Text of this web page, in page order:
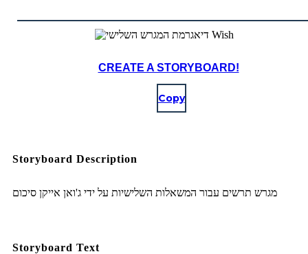
CREATE A STORYBOARD!
Copy
Storyboard Description
מגרש תרשים עבור המשאלות השלישיות על ידי ג'ואן אייקן סיכום
Storyboard Text